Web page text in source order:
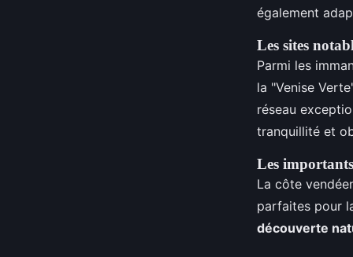
également
Les sites
Parmi les
la "Venise
réseau
tranquillité et
Les
La côte
parfaites pour
découverte